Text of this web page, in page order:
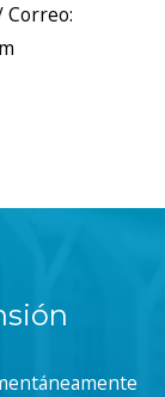
Correo: